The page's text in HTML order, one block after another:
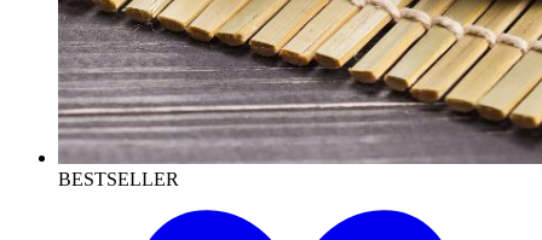
BESTSELLER